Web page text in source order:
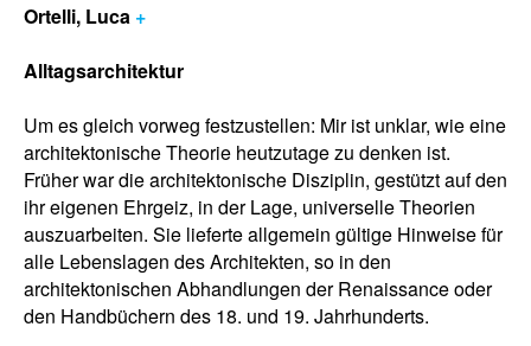
Ortelli, Luca +
Alltagsarchitektur
Um es gleich vorweg festzustellen: Mir ist unklar, wie eine
architektonische Theorie heutzutage zu denken ist.
Früher war die architektonische Disziplin, gestützt auf den
ihr eigenen Ehrgeiz, in der Lage, universelle Theorien
auszuarbeiten. Sie lieferte allgemein gültige Hinweise für
alle Lebenslagen des Architekten, so in den
architektonischen Abhandlungen der Renaissance oder
den Handbüchern des 18. und 19. Jahrhunderts.